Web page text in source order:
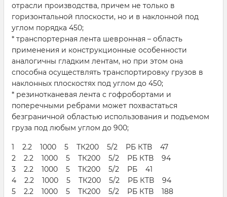
отрасли производства, причем не только в
горизонтальной плоскости, но и в наклонной под
углом порядка 450;
* транспортерная лента шевронная – область
применения и конструкционные особенности
аналогичны гладким лентам, но при этом она
способна осуществлять транспортировку грузов в
наклонных плоскостях под углом до 450;
* резинотканевая лента с гофробортами и
поперечными ребрами может похвастаться
безграничной областью использования и подъемом
груза под любым углом до 900;
1 2.2 1000 5 ТК200 5/2 РБ КТВ 47
2 2.2 1000 5 ТК200 5/2 РБ КТВ 94
3 2.2 1000 5 ТК200 5/2 РБ 41
4 2.2 1000 5 ТК200 5/2 РБ КТВ 94
5 2.2 1000 5 ТК200 5/2 РБ КТВ 188